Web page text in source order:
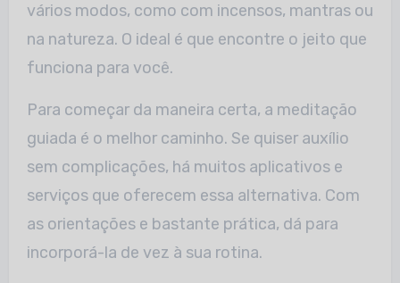
vários modos, como com incensos, mantras ou
na natureza. O ideal é que encontre o jeito que
funciona para você.
Para começar da maneira certa, a meditação
guiada é o melhor caminho. Se quiser auxílio
sem complicações, há muitos aplicativos e
serviços que oferecem essa alternativa. Com
as orientações e bastante prática, dá para
incorporá-la de vez à sua rotina.